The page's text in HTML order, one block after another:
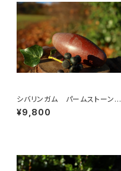
シバリンガム パームストーン
大
¥9,800